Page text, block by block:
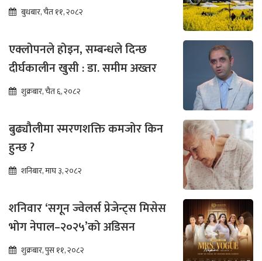
बुधबार, चैत ११, २०८२
एक्लोपनले होइन, सम्बन्धले दिन्छ
दीर्घकालीन खुसी : डा. समीम अख्तर
शुक्रबार, चैत ६, २०८२
बुढ्यौलीमा स्मरणशक्ति कमजोर किन
हुन्छ ?
शनिबार, माघ ३, २०८२
शनिवार ‘सगून ज्वेलर्स प्रेजेन्ट्स मिसेस
भोग नेपाल–२०२५’को अडिसन
शुक्रबार, पुस ११, २०८२